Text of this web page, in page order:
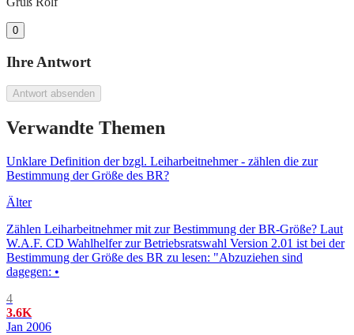
0
Ihre Antwort
Antwort absenden
Verwandte Themen
Unklare Definition der bzgl. Leiharbeitnehmer - zählen die zur
Bestimmung der Größe des BR?
Älter
Zählen Leiharbeitnehmer mit zur Bestimmung der BR-Größe? Laut
W.A.F. CD Wahlhelfer zur Betriebsratswahl Version 2.01 ist bei der
Bestimmung der Größe des BR zu lesen: "Abzuziehen sind
dagegen: •
4
3.6K
Jan 2006